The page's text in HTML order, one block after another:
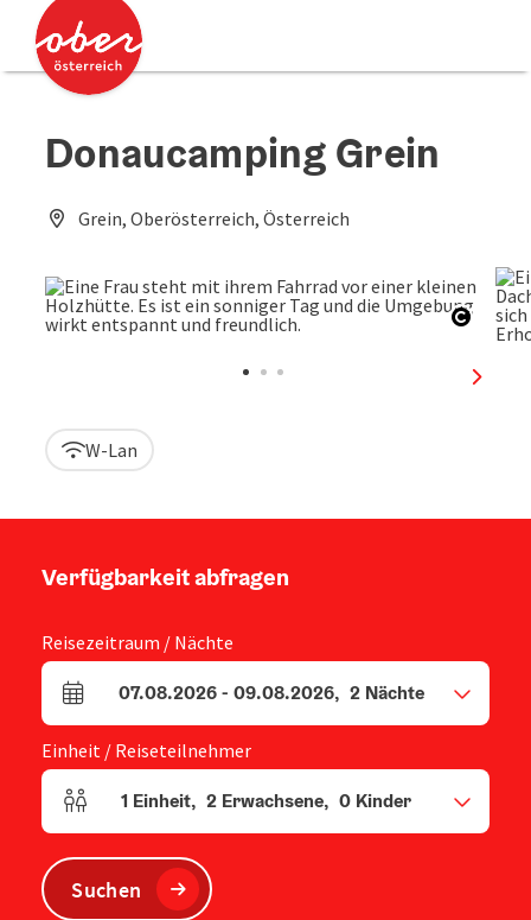
Zum Inhalt
Zum Seitenanfang
Donaucamping Grein
Grein, Oberösterreich, Österreich
W-Lan
Verfügbarkeit abfragen
Reisezeitraum / Nächte
An- und Abreisefelder
07.08.2026- 09.08.2026, 2 Nächte
Einheit / Reiseteilnehmer
Einheitenanzahl und Personenfelder
1 Einheit, 2 Erwachsene, 0 Kinder
Suchen